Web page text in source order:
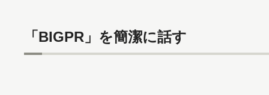
「BIGPR」を簡潔に話す